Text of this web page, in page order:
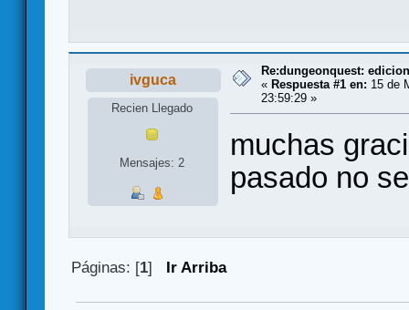
ivguca
Recien Llegado
Mensajes: 2
Re:dungeonquest:
« Respuesta #1 en: 15 de
23:59:29 »
muchas
pasado no
Páginas: [1] Ir Arriba